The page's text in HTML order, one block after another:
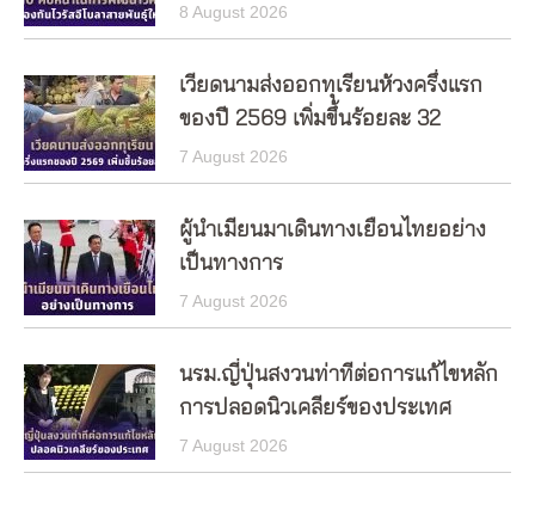
8 August 2026
เวียดนามส่งออกทุเรียนห้วงครึ่งแรก
ของปี 2569 เพิ่มขึ้นร้อยละ 32
7 August 2026
ผู้นำเมียนมาเดินทางเยือนไทยอย่าง
เป็นทางการ
7 August 2026
นรม.ญี่ปุ่นสงวนท่าทีต่อการแก้ไขหลัก
การปลอดนิวเคลียร์ของประเทศ
7 August 2026